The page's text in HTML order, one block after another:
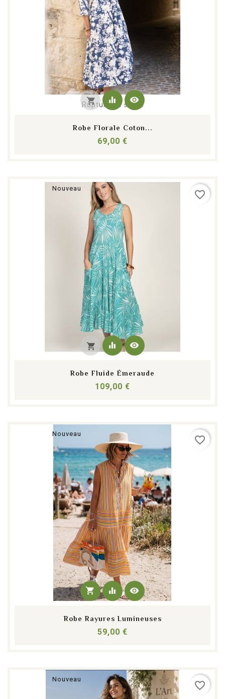
Rupture de stock
shopping_cart equalizer visibility
Robe Florale Coton...
69,00 €
Nouveau
shopping_cart equalizer visibility
Robe Fluide Émeraude
109,00 €
favorite_border
Nouveau
shopping_cart equalizer visibility
Robe Rayures Lumineuses
59,00 €
favorite_border
Nouveau
favorite_border